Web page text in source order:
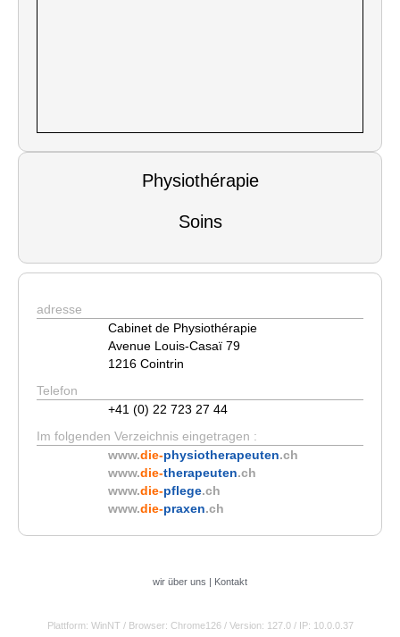
Physiothérapie
Soins
adresse
Cabinet de Physiothérapie
Avenue Louis-Casaï 79
1216 Cointrin
Telefon
+41 (0) 22 723 27 44
Im folgenden Verzeichnis eingetragen :
www.die-physiotherapeuten.ch
www.die-therapeuten.ch
www.die-pflege.ch
www.die-praxen.ch
wir über uns | Kontakt
Plattform: WinNT / Browser: Chrome126 / Version: 127.0 / IP: 10.0.0.37